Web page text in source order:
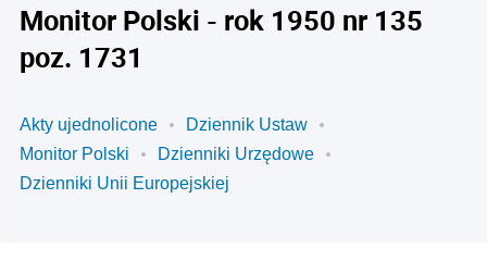
Monitor Polski - rok 1950 nr 135
poz. 1731
Akty ujednolicone
Dziennik Ustaw
Monitor Polski
Dzienniki Urzędowe
Dzienniki Unii Europejskiej